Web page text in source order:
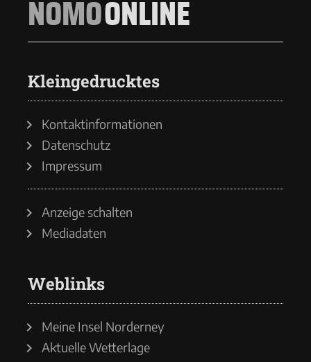
NOMOONLINE
Kleingedrucktes
Kontaktinformationen
Datenschutz
Impressum
Anzeige schalten
Mediadaten
Weblinks
Meine Insel Norderney
Aktuelle Wetterlage